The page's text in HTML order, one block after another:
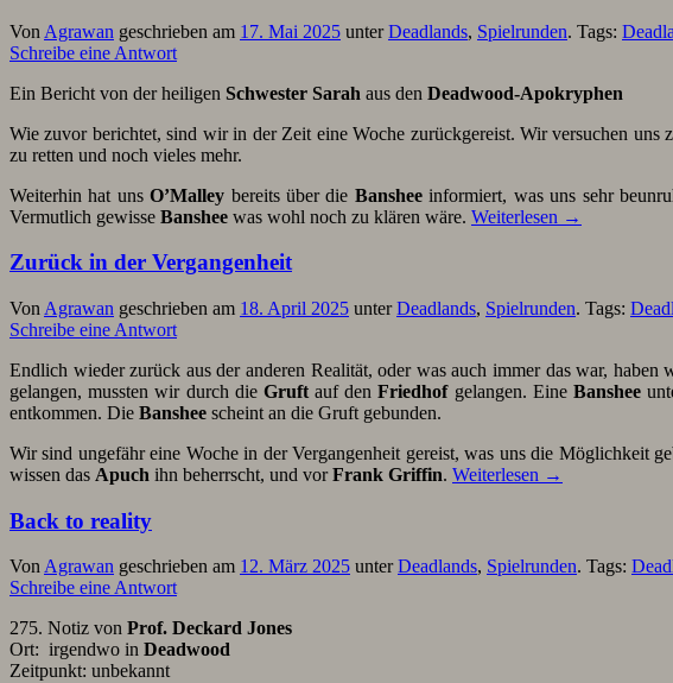
Von Agrawan geschrieben am 17. Mai 2025 unterDeadlands, Spielrunden. Tags:
Schreibe eine Antwort
Ein Bericht von der heiligen Schwester Sarah aus den Deadwood-Apokryphen
Wie zuvor berichtet, sind wir in der Zeit eine Woche zurückgereist. Wir versuchen
zu retten und noch vieles mehr.
Weiterhin hat unsO’Malley bereits über die Bansheeinformiert, was uns sehr
Vermutlich gewisse Banshee was wohl noch zu klären wäre. Weiterlesen →
Zurück in der Vergangenheit
Von Agrawan geschrieben am 18. April 2025 unterDeadlands, Spielrunden. Tags:
Schreibe eine Antwort
Endlich wieder zurück aus der anderen Realität, oder was auch immer das war,
gelangen, mussten wir durch die Gruftauf denFriedhofgelangen. Eine Banshee
entkommen. Die Banshee scheint an die Gruft gebunden.
Wir sind ungefähr eine Woche in der Vergangenheit gereist, was uns die Möglichkeit
wissen das Apuch ihn beherrscht, und vorFrank Griffin. Weiterlesen →
Back to reality
VonAgrawan geschrieben am 12. März 2025 unterDeadlands, Spielrunden. Tags:
Schreibe eine Antwort
275. Notiz von Prof. Deckard Jones
Ort: irgendwo in Deadwood
Zeitpunkt: unbekannt